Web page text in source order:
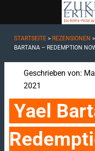
STARTSEITE> REZENSIONEN >
BARTANA – REDEMPTION
Geschrieben von:
2021
Yael